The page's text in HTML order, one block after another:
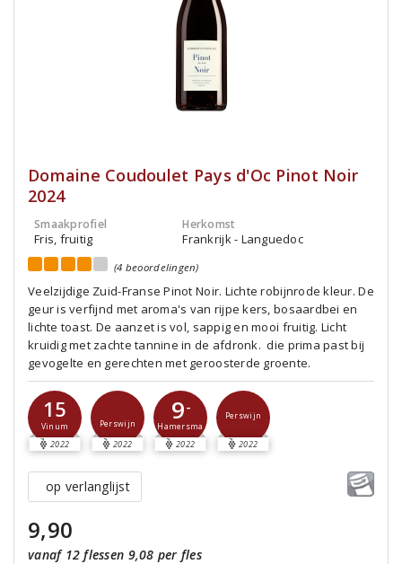
Domaine Coudoulet Pays d'Oc Pinot Noir
2024
Smaakprofiel
Fris, fruitig
Herkomst
Frankrijk - Languedoc
(4 beoordelingen)
Veelzijdige Zuid-Franse Pinot Noir. Lichte robijnrode kleur. De
geur is verfijnd met aroma's van rijpe kers, bosaardbei en
lichte toast. De aanzet is vol, sappig en mooi fruitig. Licht
kruidig met zachte tannine in de afdronk. die prima past bij
gevogelte en gerechten met geroosterde groente.
15
Vinum
2022
Perswijn
2022
9-
Hamersma
2022
Perswijn
2022
op verlanglijst
9,90
vanaf 12 flessen 9,08 per fles